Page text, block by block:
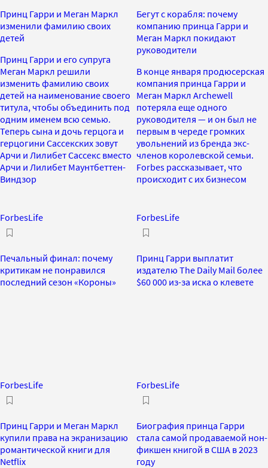
Принц Гарри и Меган Маркл
изменили фамилию своих
детей
Принц Гарри и его супруга
Меган Маркл решили
изменить фамилию своих
детей на наименование своего
титула, чтобы объединить под
одним именем всю семью.
Теперь сына и дочь герцога и
герцогини Сассекских зовут
Арчи и Лилибет Сассекс вместо
Арчи и Лилибет Маунтбеттен-
Виндзор
Бегут с корабля: почему
компанию принца Гарри и
Меган Маркл покидают
руководители
В конце января продюсерская
компания принца Гарри и
Меган Маркл Archewell
потеряла еще одного
руководителя — и он был не
первым в череде громких
увольнений из бренда экс-
членов королевской семьи.
Forbes рассказывает, что
происходит с их бизнесом
ForbesLife
Печальный финал: почему
критикам не понравился
последний сезон «Короны»
ForbesLife
Принц Гарри выплатит
издателю The Daily Mail более
$60 000 из-за иска о клевете
ForbesLife
Принц Гарри и Меган Маркл
купили права на экранизацию
романтической книги для
Netflix
ForbesLife
Биография принца Гарри
стала самой продаваемой нон-
фикшен книгой в США в 2023
году